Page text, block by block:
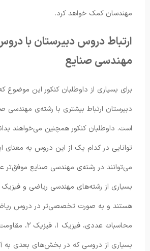
مهندسان کمک خواهد کرد.
ارتباط دروس دبیرستان با
مهندسی صنایع
برای بسیاری از داوطلبان کنکور این موضوع
دبیرستان ارتباط بیشتری با رشته‌ی مهندسی
است. داوطلبان کنکور همچنین می‌خواهند
توانایی در کدام یک از این دروس به معنای
می‌توانند در رشته‌ی مهندسی صنایع موفق‌تر
بسیاری از رشته‌های مهندسی ریاضی و فیزیک
محاسبات عددی،
بسیاری از دروسی که در بخش‌های بعدی به